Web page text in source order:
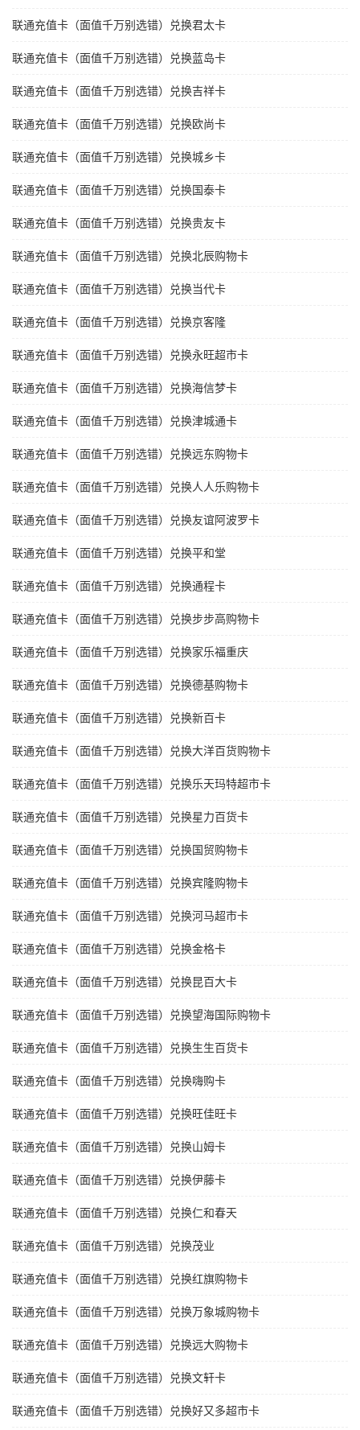
联通充值卡（面值千万别选错）兑换君太卡
联通充值卡（面值千万别选错）兑换蓝岛卡
联通充值卡（面值千万别选错）兑换吉祥卡
联通充值卡（面值千万别选错）兑换欧尚卡
联通充值卡（面值千万别选错）兑换城乡卡
联通充值卡（面值千万别选错）兑换国泰卡
联通充值卡（面值千万别选错）兑换贵友卡
联通充值卡（面值千万别选错）兑换北辰购物卡
联通充值卡（面值千万别选错）兑换当代卡
联通充值卡（面值千万别选错）兑换京客隆
联通充值卡（面值千万别选错）兑换永旺超市卡
联通充值卡（面值千万别选错）兑换海信梦卡
联通充值卡（面值千万别选错）兑换津城通卡
联通充值卡（面值千万别选错）兑换远东购物卡
联通充值卡（面值千万别选错）兑换人人乐购物卡
联通充值卡（面值千万别选错）兑换友谊阿波罗卡
联通充值卡（面值千万别选错）兑换平和堂
联通充值卡（面值千万别选错）兑换通程卡
联通充值卡（面值千万别选错）兑换步步高购物卡
联通充值卡（面值千万别选错）兑换家乐福重庆
联通充值卡（面值千万别选错）兑换德基购物卡
联通充值卡（面值千万别选错）兑换新百卡
联通充值卡（面值千万别选错）兑换大洋百货购物卡
联通充值卡（面值千万别选错）兑换乐天玛特超市卡
联通充值卡（面值千万别选错）兑换星力百货卡
联通充值卡（面值千万别选错）兑换国贸购物卡
联通充值卡（面值千万别选错）兑换宾隆购物卡
联通充值卡（面值千万别选错）兑换河马超市卡
联通充值卡（面值千万别选错）兑换金格卡
联通充值卡（面值千万别选错）兑换昆百大卡
联通充值卡（面值千万别选错）兑换望海国际购物卡
联通充值卡（面值千万别选错）兑换生生百货卡
联通充值卡（面值千万别选错）兑换嗨购卡
联通充值卡（面值千万别选错）兑换旺佳旺卡
联通充值卡（面值千万别选错）兑换山姆卡
联通充值卡（面值千万别选错）兑换伊藤卡
联通充值卡（面值千万别选错）兑换仁和春天
联通充值卡（面值千万别选错）兑换茂业
联通充值卡（面值千万别选错）兑换红旗购物卡
联通充值卡（面值千万别选错）兑换万象城购物卡
联通充值卡（面值千万别选错）兑换远大购物卡
联通充值卡（面值千万别选错）兑换文轩卡
联通充值卡（面值千万别选错）兑换好又多超市卡